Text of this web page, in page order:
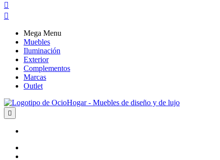


Mega Menu
Muebles
Iluminación
Exterior
Complementos
Marcas
Outlet
